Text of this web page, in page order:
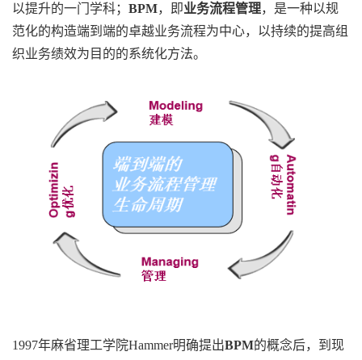
以提升的一门学科； BPM，即业务流程管理，是一种以规
范化的构造端到端的卓越业务流程为中心，以持续的提高组
织业务绩效为目的的系统化方法。
1997年麻省理工学院Hammer明确提出BPM的概念后，到现